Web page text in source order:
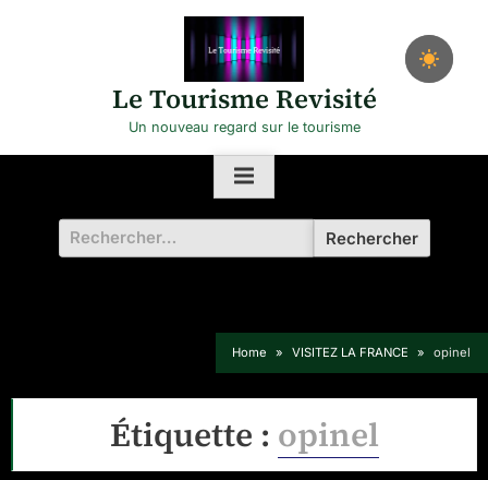
Le Tourisme Revisité
Un nouveau regard sur le tourisme
Rechercher :
Home VISITEZ LA FRANCE opinel
Étiquette : opinel